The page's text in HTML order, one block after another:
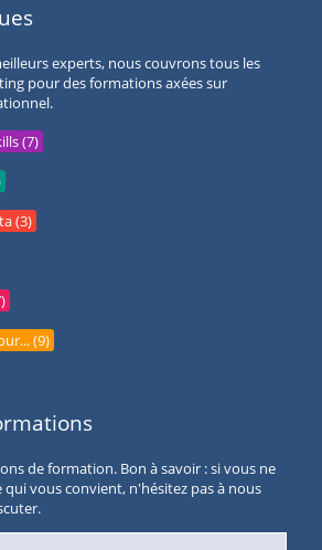
experts, nous couvrons tous les
pour des formations axées sur
(7)
(3)
(9)
de formation. Bon à savoir : si vous ne
vous convient, n'hésitez pas à nous